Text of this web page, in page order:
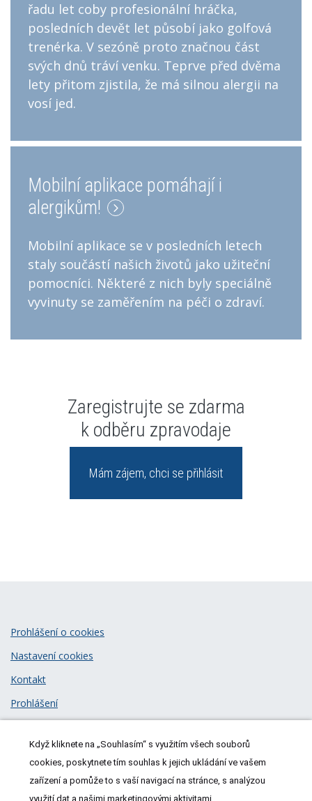
řadu let coby profesionální hráčka,
posledních devět let působí jako golfová
trenérka. V sezóně proto značnou část
svých dnů tráví venku. Teprve před dvěma
lety přitom zjistila, že má silnou alergii na
vosí jed.
Mobilní aplikace pomáhají i
alergikům!
Mobilní aplikace se v posledních letech
staly součástí našich životů jako užiteční
pomocníci. Některé z nich byly speciálně
vyvinuty se zaměřením na péči o zdraví.
Zaregistrujte se zdarma
k odběru zpravodaje
Mám zájem, chci se přihlásit
© 2026MeDitorial| ISSN 1805-3408
Prohlášení o cookies
Nastavení cookies
Kontakt
Prohlášení
Když kliknete na „Souhlasím“ s využitím všech souborů
cookies, poskytnete tím souhlas k jejich ukládání ve vašem
zařízení a pomůže to s vaší navigací na stránce, s analýzou
využití dat a našimi marketingovými aktivitami.